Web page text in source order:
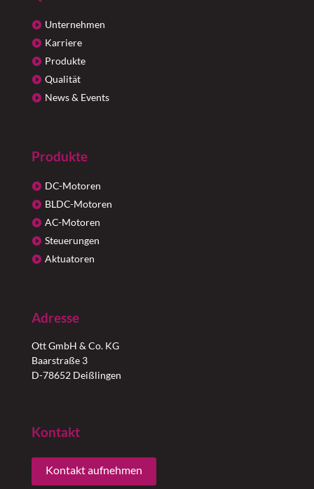
Unternehmen
Karriere
Produkte
Qualität
News & Events
Produkte
DC-Motoren
BLDC-Motoren
AC-Motoren
Steuerungen
Aktuatoren
Adresse
Ott GmbH & Co. KG
Baarstraße 3
D-78652 Deißlingen
Kontakt
Kontakt aufnehmen